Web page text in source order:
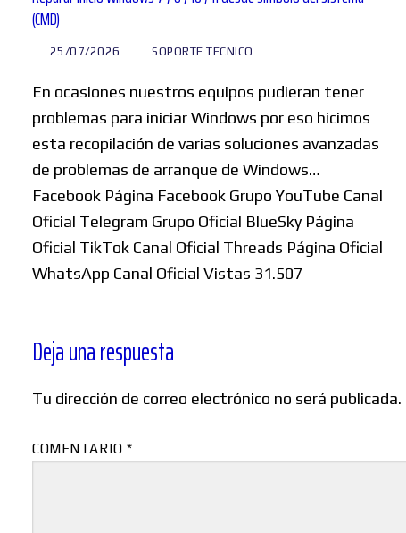
(CMD)
25/07/2026 SOPORTE TECNICO
En ocasiones nuestros equipos pudieran tener
problemas para iniciar Windows por eso hicimos
esta recopilación de varias soluciones avanzadas
de problemas de arranque de Windows…
Facebook Página Facebook Grupo YouTube Canal
Oficial Telegram Grupo Oficial BlueSky Página
Oficial TikTok Canal Oficial Threads Página Oficial
WhatsApp Canal Oficial Vistas 31.507
Deja una respuesta
Tu dirección de correo electrónico no será publicada.
COMENTARIO *